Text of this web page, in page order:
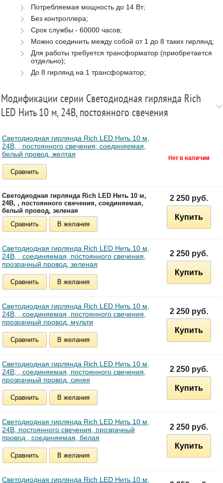
Потребляемая мощность до 14 Вт;
Без контроллера;
Срок службы - 60000 часов;
Можно соединить между собой от 1 до 8 таких гирлянд;
Для работы требуется трансформатор (приобретается
отдельно);
До 8 гирлянд на 1 трансформатор;
Модификации серии Светодиодная гирлянда Rich
LED Нить 10 м, 24В, постоянного свечения
Светодиодная гирлянда Rich LED Нить 10 м,
24В, , постоянного свечения, соединяемая,
белый провод, желтая
Сравнить
Светодиодная гирлянда Rich LED Нить 10 м,
24В, , постоянного свечения, соединяемая,
белый провод, зеленая
Сравнить
В желания
2 250 руб.
Купить
Светодиодная гирлянда Rich LED Нить 10 м,
24В, , соединяемая, постоянного свечения,
прозрачный провод, зеленая
Сравнить В желания
2 250 руб.
Купить
Светодиодная гирлянда Rich LED Нить 10 м,
24В, , соединяемая, постоянного свечения,
прозрачный провод, мульти
Сравнить В желания
2 250 руб.
Купить
Светодиодная гирлянда Rich LED Нить 10 м,
24В, , соединяемая, постоянного свечения,
прозрачный провод, синяя
Сравнить В желания
2 250 руб.
Купить
Светодиодная гирлянда Rich LED Нить 10 м,
24В, постоянного свечения, прозрачный
провод , соединяемая, белая
Сравнить В желания
2 250 руб.
Купить
Светодиодная гирлянда Rich LED Нить 10 м,